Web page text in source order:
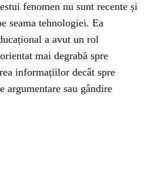
fenomen nu sunt recente și
seama tehnologiei. Ea
a avut un rol
mai degrabă spre
informațiilor decât spre
argumentare sau gândire